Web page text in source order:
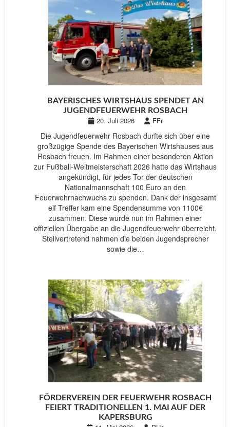
BAYERISCHES WIRTSHAUS SPENDET AN
JUGENDFEUERWEHR ROSBACH
20. Juli 2026 FFr
Die Jugendfeuerwehr Rosbach durfte sich über eine
großzügige Spende des Bayerischen Wirtshauses aus
Rosbach freuen. Im Rahmen einer besonderen Aktion
zur Fußball-Weltmeisterschaft 2026 hatte das Wirtshaus
angekündigt, für jedes Tor der deutschen
Nationalmannschaft 100 Euro an den
Feuerwehrnachwuchs zu spenden. Dank der insgesamt
elf Treffer kam eine Spendensumme von 1100€
zusammen. Diese wurde nun im Rahmen einer
offiziellen Übergabe an die Jugendfeuerwehr überreicht.
Stellvertretend nahmen die beiden Jugendsprecher
sowie die…
FÖRDERVEREIN DER FEUERWEHR ROSBACH
FEIERT TRADITIONELLEN 1. MAI AUF DER
KAPERSBURG